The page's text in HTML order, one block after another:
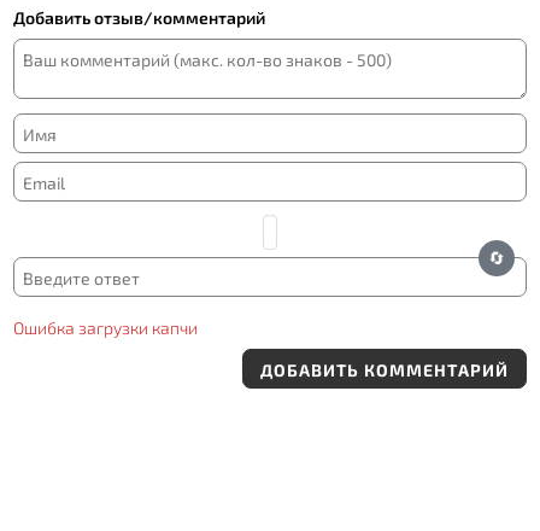
юмор, увлекательный сюжет, который вам
искусно создадут настоящие «игроки»! Нет на
свете шутки более азартной, чем совместное
Добавить отзыв/комментарий
🔄
Ошибка загрузки капчи
ДОБАВИТЬ КОММЕНТАРИЙ